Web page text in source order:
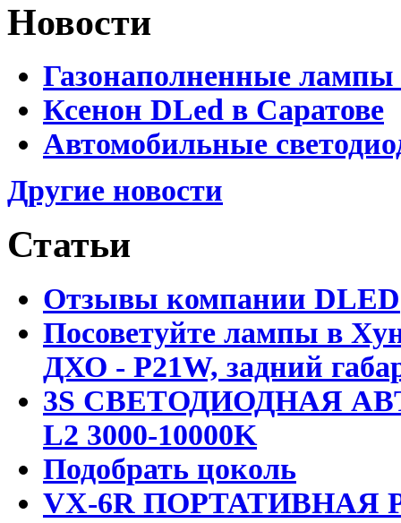
Новости
Газонаполненные лампы
Ксенон DLed в Саратове
Автомобильные
Другие новости
Статьи
Отзывы компании DLED
Посоветуйте лампы в
ДХО - P21W, задний
3S СВЕТОДИОДНАЯ
L2 3000-10000K
Подобрать цоколь
VX-6R ПОРТАТИВНАЯ